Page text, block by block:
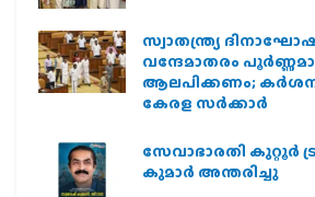
സ്വാതന്ത്ര്യ
വന്ദേമാതരം
ആലപിക്കണം; കർശന
കേരള സർക്കാർ
സേവാഭാരതി കുറ്റൂർ
കുമാർ അന്തരിച്ചു